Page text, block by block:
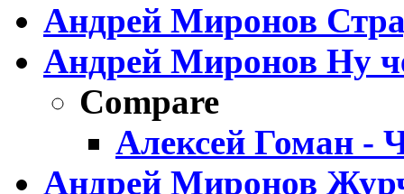
Андрей Миронов
Андрей Миронов Ну
Compare
Алексей Гоман -
Андрей Миронов